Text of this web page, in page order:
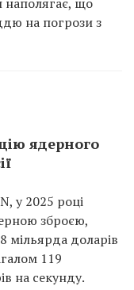
на погрози з
ядерного
у 2025 році
зброєю,
мільярда доларів
119
на секунду.